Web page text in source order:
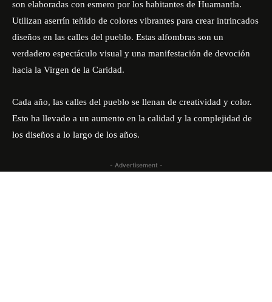
son elaboradas con esmero por los habitantes de Huamantla.
Utilizan aserrín teñido de colores vibrantes para crear intrincados
diseños en las calles del pueblo. Estas alfombras son un
verdadero espectáculo visual y una manifestación de devoción
hacia la Virgen de la Caridad.
Cada año, las calles del pueblo se llenan de creatividad y color.
Esto ha llevado a un aumento en la calidad y la complejidad de
los diseños a lo largo de los años.
- Advertisement -